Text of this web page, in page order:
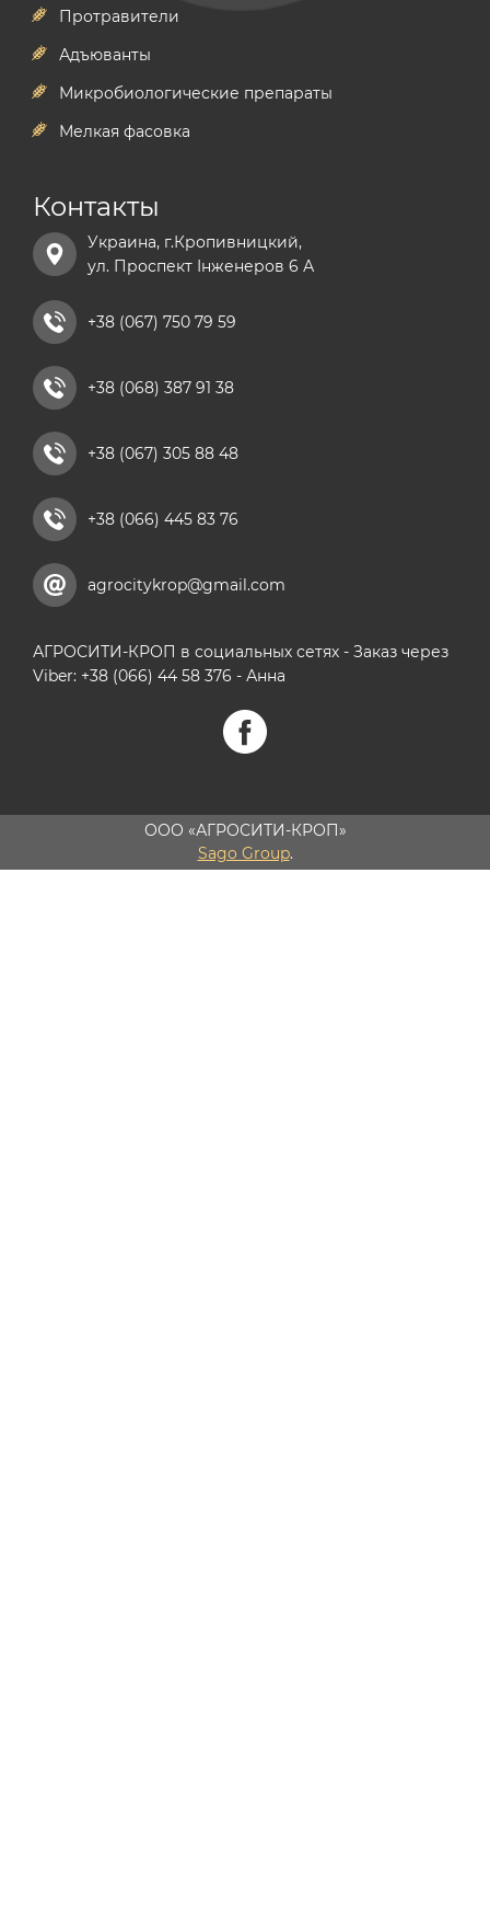
Протравители
Адъюванты
Микробиологические препараты
Мелкая фасовка
Контакты
Украина, г.Кропивницкий,
ул. Проспект Інженеров 6 А
+38 (067) 750 79 59
+38 (068) 387 91 38
+38 (067) 305 88 48
+38 (066) 445 83 76
agrocitykrop@gmail.com
АГРОСИТИ-КРОП в социальных сетях - Заказ через
Viber: +38 (066) 44 58 376 - Анна
ООО «АГРОСИТИ-КРОП»
Sago Group.